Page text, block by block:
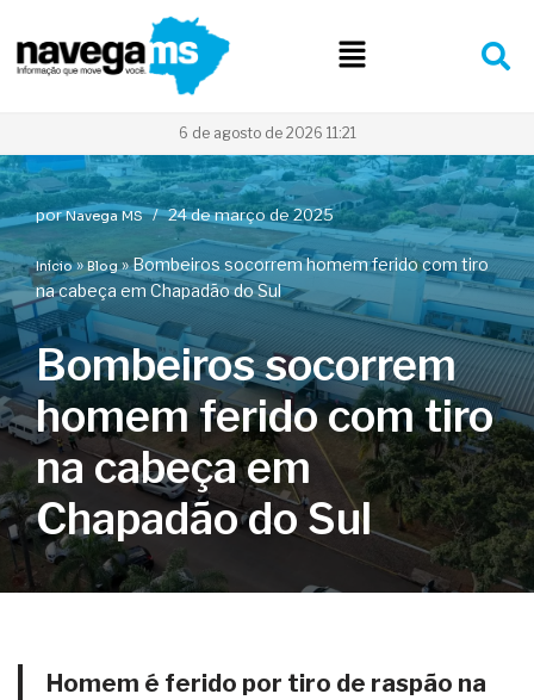
Pular
para
6 de agosto de 2026 11:21
porNavega MS 24 de março de 2025
Início»Blog»Bombeiros socorrem homem ferido com tiro
na cabeça em Chapadão do Sul
Bombeiros socorrem
homem ferido com tiro
na cabeça em
Chapadão do Sul
Homem é ferido por tiro de raspão na